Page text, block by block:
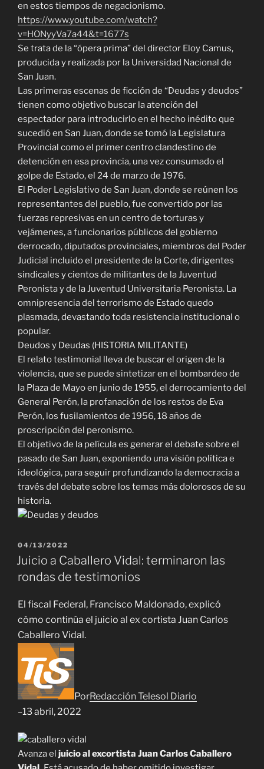
en estos tiempos de negacionismo.
https://www.youtube.com/watch?
v=HONyyVa7a44&t=1677s
Se trata de la “ópera prima” del director Eloy Camus,
producida y realizada por la Universidad Nacional de
San Juan.
Las primeras escenas de ficción de “Deudas y deudos”
tienen como objetivo buscar la atención del
espectador para introducirlo en el hecho inédito que
sucedió en San Juan, donde se tomó la Legislatura
Provincial como el primer centro clandestino de
detención en esa provincia, una vez consumado el
golpe de Estado, el 24 de marzo de 1976.
El Poder Legislativo de San Juan, donde se reúnen los
representantes del pueblo, fue convertido por las
fuerzas represivas en un centro de torturas y
vejámenes, a funcionarios públicos del gobierno
derrocado, diputados provinciales, miembros del Poder
Judicial incluido el presidente de la Corte, dirigentes
sindicales y cientos de militantes de la Juventud
Peronista y de la Juventud Universitaria Peronista. La
omnipresencia del terrorismo de Estado quedo
plasmada, devastando toda resistencia institucional o
popular.
Deudos y Deudas (HISTORIA MILITANTE)
El relato testimonial lleva de buscar el origen de la
violencia, que se puede sintetizar en el bombardeo de
la Plaza de Mayo en junio de 1955, el derrocamiento del
General Perón, la profanación de los restos de Eva
Perón, los fusilamientos de 1956, 18 años de
proscripción del peronismo.
El objetivo de la película es generar el debate sobre el
pasado de San Juan, exponiendo una visión política e
ideológica, para seguir profundizando la democracia a
través del debate sobre los temas más dolorosos de su
historia.
PUBLICADO
EL
04/13/2022
Juicio a Caballero Vidal: terminaron las
rondas de testimonios
El fiscal Federal, Francisco Maldonado, explicó
cómo continúa el juicio al ex cortista Juan Carlos
Caballero Vidal.
PorRedacción Telesol Diario
–13 abril, 2022
Avanza el juicio al excortista Juan Carlos Caballero